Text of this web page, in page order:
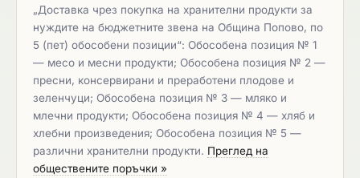
„Доставка чрез покупка на хранителни продукти за
нуждите на бюджетните звена на Община Попово, по
5 (пет) обособени позиции“: Обособена позиция № 1
— месо и месни продукти; Обособена позиция № 2 —
пресни, консервирани и преработени плодове и
зеленчуци; Обособена позиция № 3 — мляко и
млечни продукти; Обособена позиция № 4 — хляб и
хлебни произведения; Обособена позиция № 5 —
различни хранителни продукти. Преглед на
обществените поръчки »